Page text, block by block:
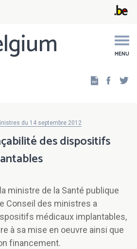
MENU
du 14 septembre 2012
des dispositifs
ministre de la Santé publique
Conseil des ministres a
médicaux implantables,
à sa mise en oeuvre ainsi que
financement.